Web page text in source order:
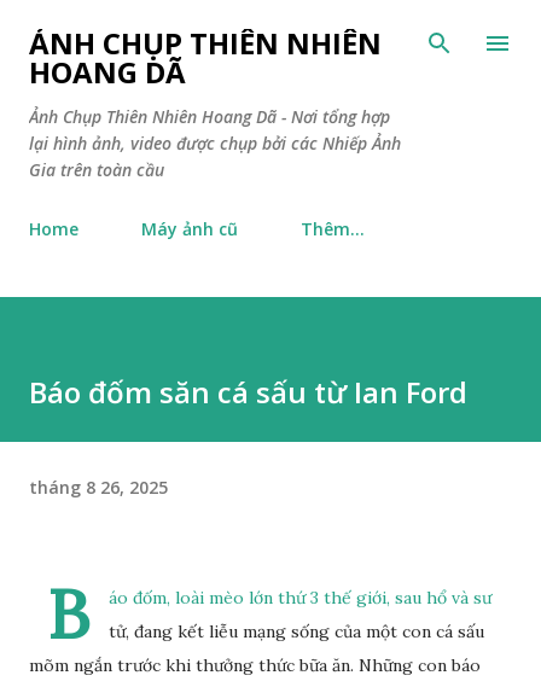
Chuyển đến nội dung chính
ẢNH CHỤP THIÊN NHIÊN
HOANG DÃ
Ảnh Chụp Thiên Nhiên Hoang Dã - Nơi tổng hợp
lại hình ảnh, video được chụp bởi các Nhiếp Ảnh
Gia trên toàn cầu
Home Máy ảnh cũ Thêm…
Báo đốm săn cá sấu từ Ian Ford
tháng 8 26, 2025
B
áo đốm, loài mèo lớn thứ 3 thế giới, sau hổ và sư
tử, đang kết liễu mạng sống của một con cá sấu
mõm ngắn trước khi thưởng thức bữa ăn. Những con báo